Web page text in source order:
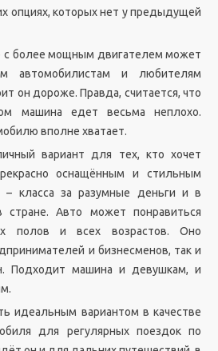
опциях, которых нет у предыдущей
с более мощным двигателем может
автомобилистам и любителям
он дороже. Правда, считается, что
машина едет весьма неплохо.
вполне хватает.
вариант для тех, кто хочет
оснащённым и стильным
– класса за разумные деньги и в
стране. Авто может понравиться
полов и всех возрастов. Оно
и бизнесменов, так и
Подходит машина и девушкам, и
идеальным вариантом в качестве
для регулярных поездок по